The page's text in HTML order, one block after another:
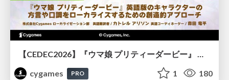
cygames
PRO 1 180